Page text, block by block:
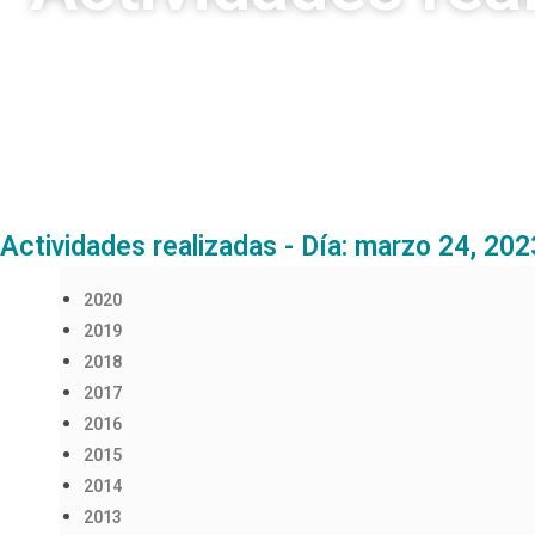
Actividades realizadas - Día: marzo 24,
2020
2019
2018
2017
2016
2015
2014
2013